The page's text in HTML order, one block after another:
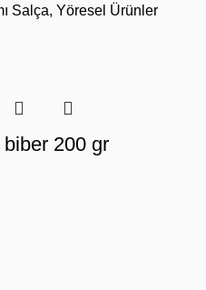
Salça, Yöresel Ürünler
biber 200 gr